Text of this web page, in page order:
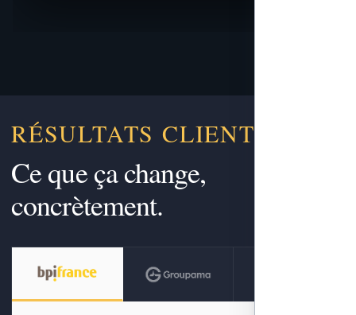
RÉSULTATS CLIENTS
Ce que ça change,
concrètement.